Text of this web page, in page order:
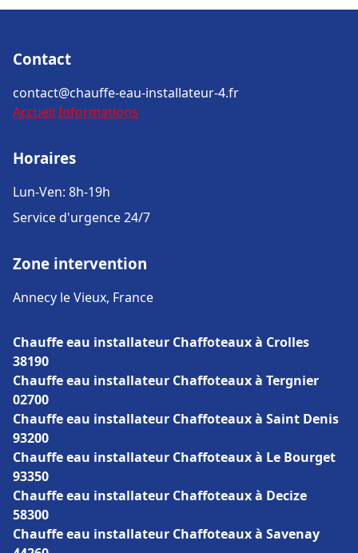
Contact
contact@chauffe-eau-installateur-4.fr
Accueil Informations
Horaires
Lun-Ven: 8h-19h
Service d'urgence 24/7
Zone intervention
Annecy le Vieux, France
Chauffe eau installateur Chaffoteaux à Crolles
38190
Chauffe eau installateur Chaffoteaux à Tergnier
02700
Chauffe eau installateur Chaffoteaux à Saint Denis
93200
Chauffe eau installateur Chaffoteaux à Le Bourget
93350
Chauffe eau installateur Chaffoteaux à Decize
58300
Chauffe eau installateur Chaffoteaux à Savenay